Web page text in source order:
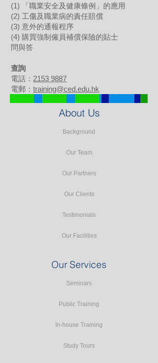
(1) 「職業安全及健康條例」的應用
(2) 工傷及職業病的責任賠償
(3) 意外的通報程序
(4) 購買強制僱員補償保險的貼士
問與答
查詢
電話： 2153 9887
電郵： training@ced.edu.hk
About Us
Background
Our Team
Our Partners
Our Clients
Testimonials
Our Facilities
Our Services
Seminars
Public Training
In-house Training
Study Tours